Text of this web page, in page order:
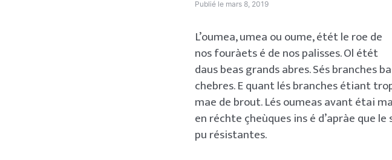
Publié le mars 8, 2019
L’oumea, umea ou oume, étét le roe de
nos fouràets é de nos palisses. Ol étét
daus beas grands abres. Sés branches
chebres. E quant lés branches étiant
mae de brout. Lés oumeas avant étai
en réchte çheùques ins é d’apràe que
pu résistantes.